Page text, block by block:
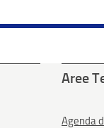
Aree
Agenda